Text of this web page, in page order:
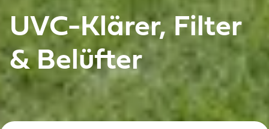
UVC-Klärer, Filter
& Belüfter